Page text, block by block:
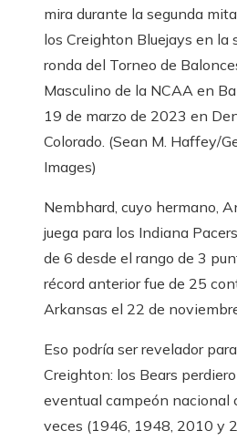
mira durante la segunda
los Creighton Bluejays en la
ronda del Torneo de
Masculino de la NCAA en
19 de marzo de 2023 en
Colorado. (Sean M. Haffey/
Images)
Nembhard, cuyo hermano,
juega para los Indiana
de 6 desde el rango de 3
récord anterior fue de 25
Arkansas el 22 de
Eso podría ser revelador para
Creighton: los Bears
eventual campeón nacional
veces (1946, 1948, 2010 y